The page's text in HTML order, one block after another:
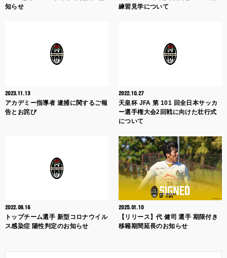
知らせ
練習見学について
2023.11.13
アカデミー指導者 逮捕に関するご報
告とお詫び
2022.10.27
天皇杯 JFA 第 101 回全日本サッカ
ー選手権大会2回戦に向けた壮行式
について
2022.09.16
トップチーム選手 新型コロナウイル
ス感染症 陽性判定のお知らせ
2025.01.10
【リリース】代 健司 選手 期限付き
移籍期間延長のお知らせ